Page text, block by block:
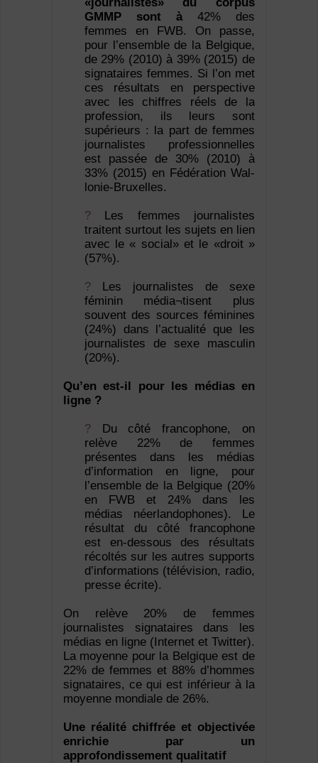
GMMP sont à42% des
femmes en FWB. On passe,
pour l’ensemble de la Belgique,
de 29% (2010) à 39% (2015) de
signataires femmes. Si l’on met
ces résultats en perspec­tive
avec les chiffres réels de la
profession, ils leurs sont
supérieurs : la part de femmes
journalistes professionnelles
est passée de 30% (2010) à
33% (2015) en Fédération Wal­
lonie-Bruxelles.
?Les femmes journalistes
traitent surtout les sujets en lien
avec le « social» et le «droit »
(57%).
?Les journalistes de sexe
féminin média¬tisent plus
souvent des sources féminines
(24%) dans l’actualité que les
journalistes de sexe masculin
(20%).
Qu’en est-il pour les médias en
ligne ?
?Du côté francophone, on
relève 22% de femmes
présentes dans les médias
d’information en ligne, pour
l’ensemble de la Belgique (20%
en FWB et 24% dans les
médias néerlandophones). Le
résultat du côté francophone
est en-dessous des résultats
récoltés sur les autres supports
d’informations (télévision, radio,
presse écrite).
On relève 20% de femmes
journalistes signataires dans les
médias en ligne (Internet et Twitter).
La moyenne pour la Belgique est de
22% de femmes et 88% d’hommes
signataires, ce qui est inférieur à la
moyenne mondiale de 26%.
Une réalité chiffrée et objectivée
enrichie par un
approfondissement qualitatif